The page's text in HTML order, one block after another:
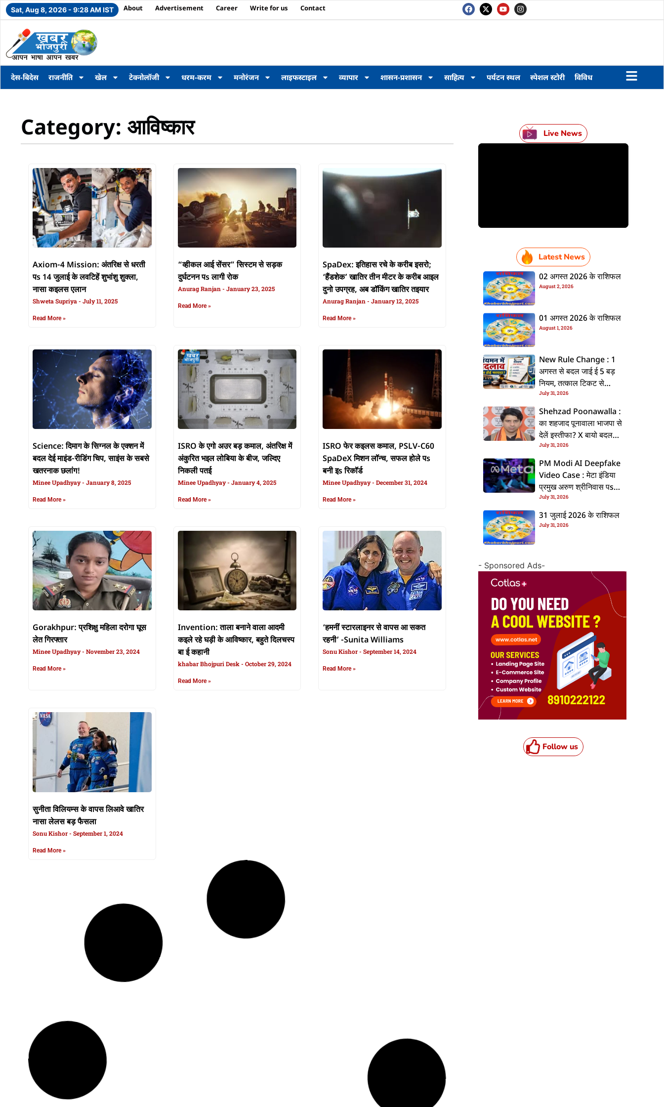
Sat, Aug 8, 2026 - 9:28 AM IST About Advertisement Career Write for us Contact
देस-बिदेस राजनीति खेल टेक्नोलॉजी धरम-करम मनोरंजन लाइफस्टाइल व्यापार शासन-प्रशासन साहित्य पर्यटन स्थल स्पेशल स्टोरी विविध
Category: आविष्कार
Axiom-4 Mission: अंतरिक्ष से धरती
पs 14 जुलाई के लवटिहें शुभांशु शुक्ला,
नासा कइलस एलान
Shweta Supriya July 11, 2025
Read More »
“व्हीकल आई सेंसर” सिस्टम से सड़क
दुर्घटनन पs लागी राेक
Anurag Ranjan January 23, 2025
Read More »
SpaDex: इतिहास रचे के करीब इसरो;
‘हैंडशेक’ खातिर तीन मीटर के करीब आइल
दुनो उपग्रह, अब डॉकिंग खातिर तइयार
Anurag Ranjan January 12, 2025
Read More »
Science: दिमाग के सिग्नल के एक्शन में
बदल देई माइंड-रीडिंग चिप, साइंस के सबसे
खतरनाक छलांग!
Minee Upadhyay January 8, 2025
Read More »
ISRO के एगो अउर बड़ कमाल, अंतरिक्ष में
अंकुरित भइल लोबिया के बीज, जल्दिए
निकली पतई
Minee Upadhyay January 4, 2025
Read More »
ISRO फेर कइलस कमाल, PSLV-C60
SpaDeX मिशन लॉन्च, सफल होले पs
बनी इs रिकॉर्ड
Minee Upadhyay December 31, 2024
Read More »
Gorakhpur: प्रशिक्षु महिला दरोगा घूस
लेत गिरफ्तार
Minee Upadhyay November 23, 2024
Read More »
Invention: ताला बनाने वाला आदमी
कइले रहे घड़ी के आविष्कार, बहुते दिलचस्प
बा ई कहानी
khabar Bhojpuri Desk October 29, 2024
Read More »
‘हमनीं स्टारलाइनर से वापस आ सकत
रहनी’ -Sunita Williams
Sonu Kishor September 14, 2024
Read More »
सुनीता विलियम्स के वापस लिआवे खातिर
नासा लेलस बड़ फैसला
Sonu Kishor September 1, 2024
Read More »
Khabar Editor August 1, 2024
Read More »
Live News
Latest News
02 अगस्त 2026 के राशिफल
August 2, 2026
01 अगस्त 2026 के राशिफल
August 1, 2026
New Rule Change : 1
अगस्त से बदल जाई ई 5 बड़
नियम, तत्काल टिकट से
CKYC तक जानीं नया अपडेट
July 31, 2026
Shehzad Poonawalla :
का शहजाद पूनावाला भाजपा से
देलें इस्तीफा? X बायो बदलला
के बाद बढ़ल चरचा, जानीं पूरा
ममिला
July 31, 2026
PM Modi AI Deepfake
Video Case : मेटा इंडिया
प्रमुख अरुण श्रीनिवास पs
एफआईआर, जानीं पूरा ममिला
July 31, 2026
31 जुलाई 2026 के राशिफल
July 31, 2026
- Sponsored Ads-
Follow us